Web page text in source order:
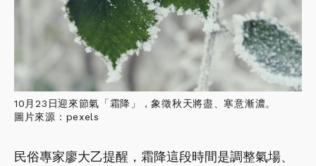
10月23日迎來節氣「霜降」，象徵秋天將盡、寒意漸濃。
圖片來源： pexels
民俗專家廖大乙提醒，霜降這段時間是調整氣場、